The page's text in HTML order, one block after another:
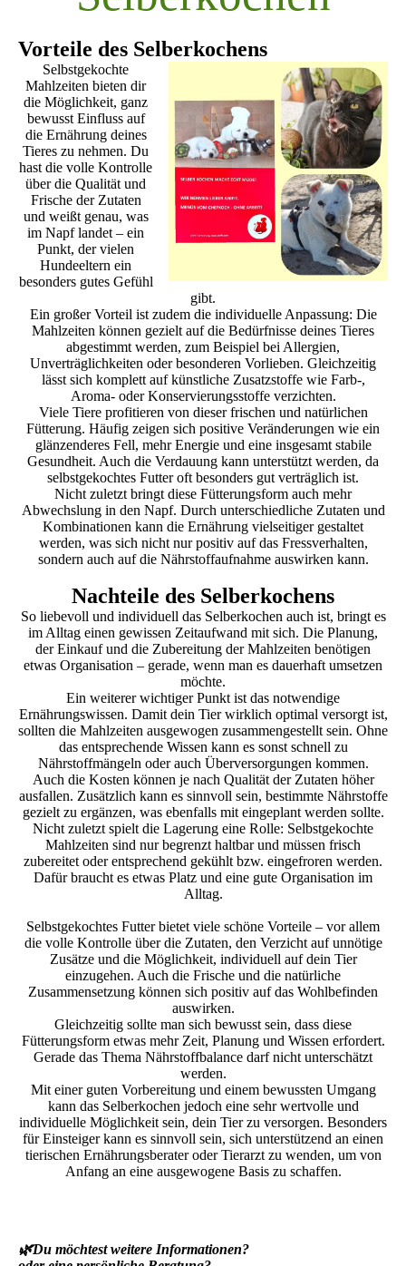
Vorteile des Selberkochens
Selbstgekochte
Mahlzeiten bieten dir
die Möglichkeit, ganz
bewusst Einfluss auf
die Ernährung deines
Tieres zu nehmen. Du
hast die volle Kontrolle
über die Qualität und
Frische der Zutaten
und weißt genau, was
im Napf landet – ein
Punkt, der vielen
Hundeeltern ein
besonders gutes Gefühl
gibt.
Ein großer Vorteil ist zudem die individuelle Anpassung: Die
Mahlzeiten können gezielt auf die Bedürfnisse deines Tieres
abgestimmt werden, zum Beispiel bei Allergien,
Unverträglichkeiten oder besonderen Vorlieben. Gleichzeitig
lässt sich komplett auf künstliche Zusatzstoffe wie Farb-,
Aroma- oder Konservierungsstoffe verzichten.
Viele Tiere profitieren von dieser frischen und natürlichen
Fütterung. Häufig zeigen sich positive Veränderungen wie ein
glänzenderes Fell, mehr Energie und eine insgesamt stabile
Gesundheit. Auch die Verdauung kann unterstützt werden, da
selbstgekochtes Futter oft besonders gut verträglich ist.
Nicht zuletzt bringt diese Fütterungsform auch mehr
Abwechslung in den Napf. Durch unterschiedliche Zutaten und
Kombinationen kann die Ernährung vielseitiger gestaltet
werden, was sich nicht nur positiv auf das Fressverhalten,
sondern auch auf die Nährstoffaufnahme auswirken kann.
Nachteile des Selberkochens
So liebevoll und individuell das Selberkochen auch ist, bringt es
im Alltag einen gewissen Zeitaufwand mit sich. Die Planung,
der Einkauf und die Zubereitung der Mahlzeiten benötigen
etwas Organisation – gerade, wenn man es dauerhaft umsetzen
möchte.
Ein weiterer wichtiger Punkt ist das notwendige
Ernährungswissen. Damit dein Tier wirklich optimal versorgt ist,
sollten die Mahlzeiten ausgewogen zusammengestellt sein. Ohne
das entsprechende Wissen kann es sonst schnell zu
Nährstoffmängeln oder auch Überversorgungen kommen.
Auch die Kosten können je nach Qualität der Zutaten höher
ausfallen. Zusätzlich kann es sinnvoll sein, bestimmte Nährstoffe
gezielt zu ergänzen, was ebenfalls mit eingeplant werden sollte.
Nicht zuletzt spielt die Lagerung eine Rolle: Selbstgekochte
Mahlzeiten sind nur begrenzt haltbar und müssen frisch
zubereitet oder entsprechend gekühlt bzw. eingefroren werden.
Dafür braucht es etwas Platz und eine gute Organisation im
Alltag.
Selbstgekochtes Futter bietet viele schöne Vorteile – vor allem
die volle Kontrolle über die Zutaten, den Verzicht auf unnötige
Zusätze und die Möglichkeit, individuell auf dein Tier
einzugehen. Auch die Frische und die natürliche
Zusammensetzung können sich positiv auf das Wohlbefinden
auswirken.
Gleichzeitig sollte man sich bewusst sein, dass diese
Fütterungsform etwas mehr Zeit, Planung und Wissen erfordert.
Gerade das Thema Nährstoffbalance darf nicht unterschätzt
werden.
Mit einer guten Vorbereitung und einem bewussten Umgang
kann das Selberkochen jedoch eine sehr wertvolle und
individuelle Möglichkeit sein, dein Tier zu versorgen. Besonders
für Einsteiger kann es sinnvoll sein, sich unterstützend an einen
tierischen Ernährungsberater oder Tierarzt zu wenden, um von
Anfang an eine ausgewogene Basis zu schaffen.
🌿Du möchtest weitere Informationen?